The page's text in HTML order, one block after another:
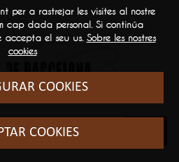
per a rastrejar les visites al nostre
cap dada personal. Si continúa
accepta el seu us. Sobre les nostres
cookies
COOKIES
COOKIES
SERVEIS
GENERAL
El sector